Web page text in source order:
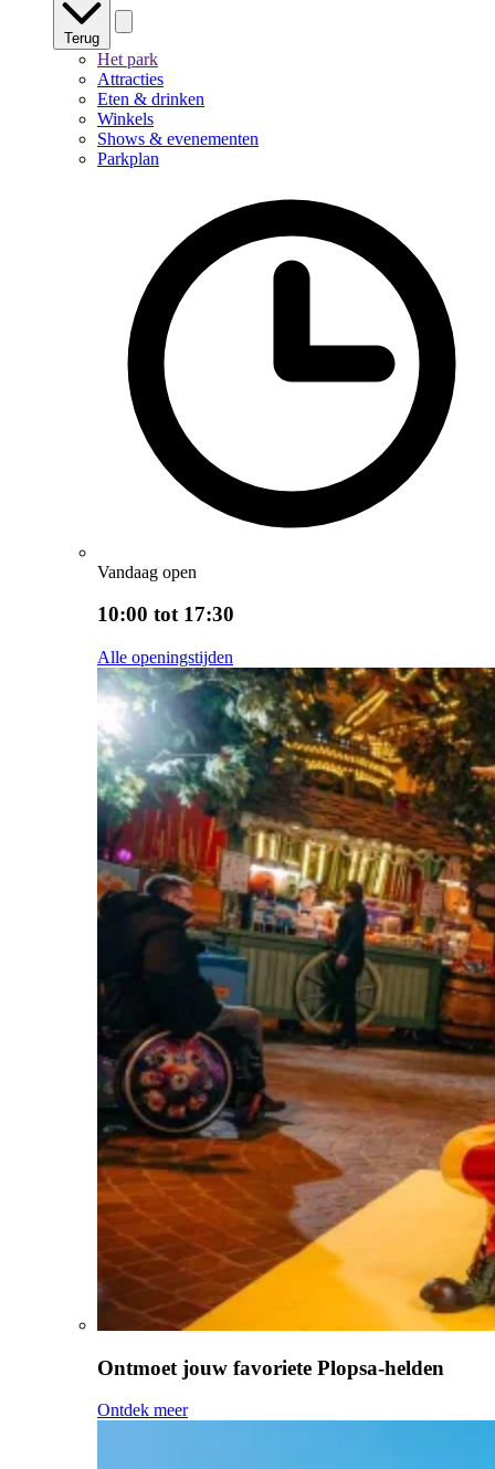
Terug
Het park
Attracties
Eten & drinken
Winkels
Shows & evenementen
Parkplan
Vandaag open
10:00 tot 17:30
Alle openingstijden
Ontmoet jouw favoriete Plopsa-helden
Ontdek meer